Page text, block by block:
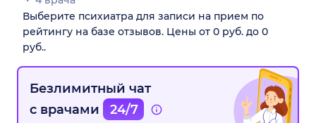
Выберите психиатра для записи на прием по
рейтингу на базе отзывов. Цены от 0 руб. до 0
руб..
Безлимитный чат
с врачами
24/7